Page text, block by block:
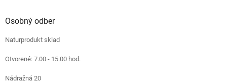
Osobný odber
Naturprodukt sklad
Otvorené: 7.00 - 15.00 hod.
Nádražná 20